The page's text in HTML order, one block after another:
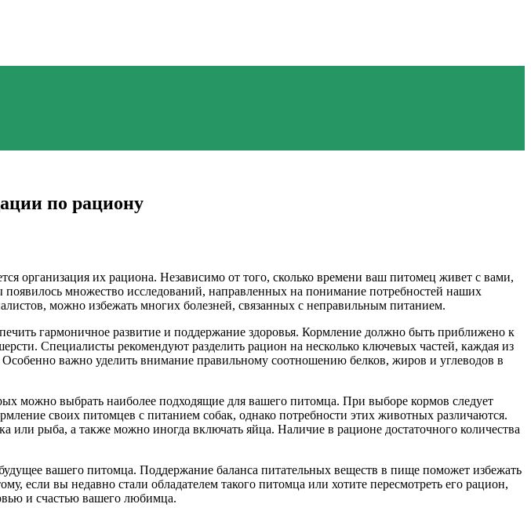
по рациону
организация их рациона. Независимо от того, сколько времени ваш питомец живет с вами,
множество исследований, направленных на понимание потребностей наших
можно избежать многих болезней, связанных с неправильным питанием.
гармоничное развитие и поддержание здоровья. Кормление должно быть приближено к
Специалисты рекомендуют разделить рацион на несколько ключевых частей, каждая из
важно уделить внимание правильному соотношению белков, жиров и углеводов в
можно выбрать наиболее подходящие для вашего питомца. При выборе кормов следует
своих питомцев с питанием собак, однако потребности этих животных различаются.
рыба, а также можно иногда включать яйца. Наличие в рационе достаточного количества
вашего питомца. Поддержание баланса питательных веществ в пище поможет избежать
если вы недавно стали обладателем такого питомца или хотите пересмотреть его рацион,
и счастью вашего любимца.